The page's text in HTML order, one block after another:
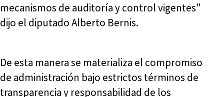
mecanismos de auditoría y control vigentes"
dijo el diputado Alberto Bernis.
De esta manera se materializa el compromiso
de administración bajo estrictos términos de
transparencia y responsabilidad de los